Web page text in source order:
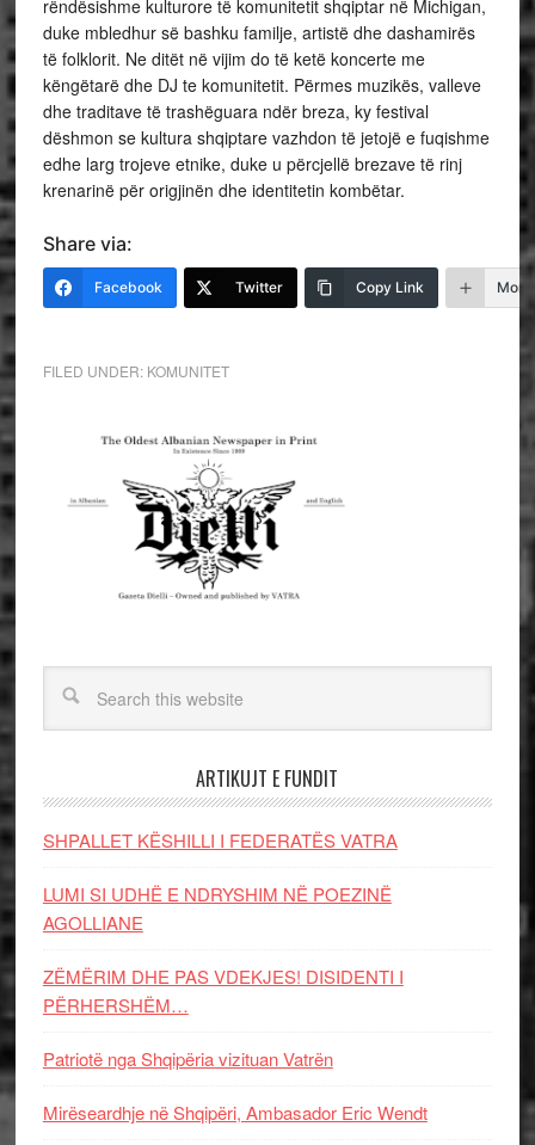
rëndësishme kulturore të komunitetit shqiptar në Michigan,
duke mbledhur së bashku familje, artistë dhe dashamirës
të folklorit. Ne ditët në vijim do të ketë koncerte me
këngëtarë dhe DJ te komunitetit. Përmes muzikës, valleve
dhe traditave të trashëguara ndër breza, ky festival
dëshmon se kultura shqiptare vazhdon të jetojë e fuqishme
edhe larg trojeve etnike, duke u përcjellë brezave të rinj
krenarinë për origjinën dhe identitetin kombëtar.
Share via:
Facebook Twitter Copy Link More
FILED UNDER: KOMUNITET
ARTIKUJT E FUNDIT
SHPALLET KËSHILLI I FEDERATËS VATRA
LUMI SI UDHË E NDRYSHIM NË POEZINË
AGOLLIANE
ZËMËRIM DHE PAS VDEKJES! DISIDENTI I
PËRHERSHËM…
Patriotë nga Shqipëria vizituan Vatrën
Mirëseardhje në Shqipëri, Ambasador Eric Wendt